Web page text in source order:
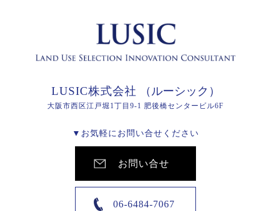
LUSIC株式会社 （ルーシック）
大阪市西区江戸堀1丁目9-1 肥後橋センタービル6F
▼お気軽にお問い合せください
お問い合せ
06-6484-7067